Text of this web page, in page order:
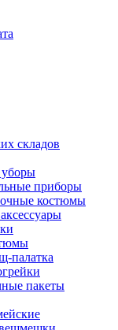
складов
приборы
костюмы
палатка
пакеты